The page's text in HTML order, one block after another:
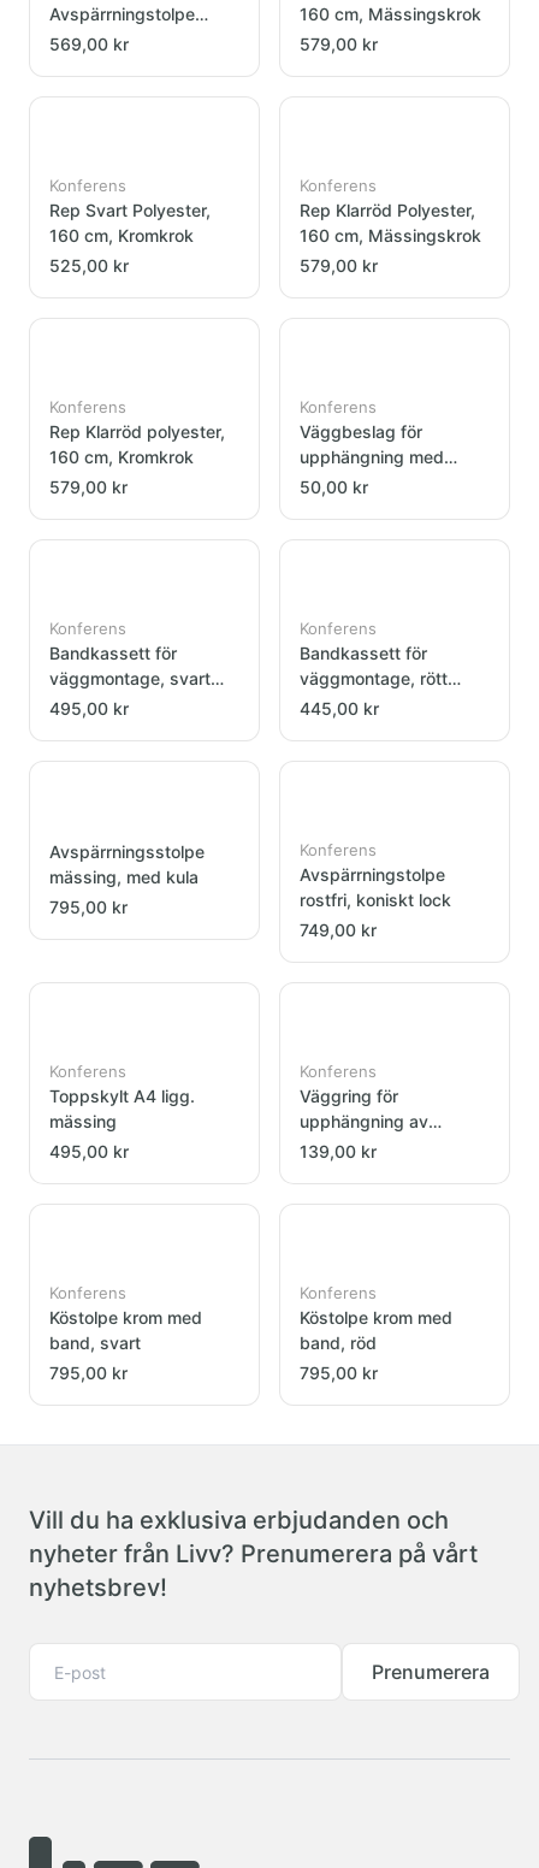
Avspärrningstolpe
rostfritt
569,00 kr
160 cm, Mässingskrok
579,00 kr
Konferens
Rep Svart Polyester,
160 cm, Kromkrok
525,00 kr
Konferens
Rep Klarröd Polyester,
160 cm, Mässingskrok
579,00 kr
Konferens
Rep Klarröd polyester,
160 cm, Kromkrok
579,00 kr
Konferens
Väggbeslag för
upphängning med
mottagare
50,00 kr
Konferens
Bandkassett för
väggmontage, svart
band
495,00 kr
Konferens
Bandkassett för
väggmontage, rött
band
445,00 kr
Avspärrningsstolpe
mässing, med kula
795,00 kr
Konferens
Avspärrningstolpe
rostfri, koniskt lock
749,00 kr
Konferens
Toppskylt A4 ligg.
mässing
495,00 kr
Konferens
Väggring för
upphängning av
polyesterrep, mässing
139,00 kr
Konferens
Köstolpe krom med
band, svart
795,00 kr
Konferens
Köstolpe krom med
band, röd
795,00 kr
Vill du ha exklusiva erbjudanden och
nyheter från Livv? Prenumerera på vårt
nyhetsbrev!
Prenumerera